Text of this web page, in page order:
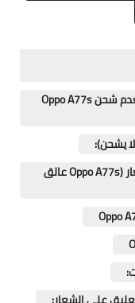
لماذا يحدث هذا؟ الأسباب المحتملة لعدم شحن Oppo A77s
مشاكل تعليق الهاتف على الشعار (Oppo A77s عالق